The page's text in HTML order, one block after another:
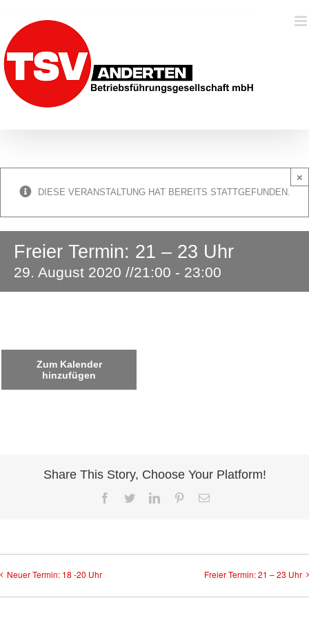
springen
DIESE VERANSTALTUNG HAT BEREITS STATTGEFUNDEN.
×
Freier Termin: 21 – 23 Uhr
29. August 2020 //21:00 - 23:00
Zum Kalender
hinzufügen
Share This Story, Choose Your Platform!
Facebook
TwitterLinkedInPinterest
E-
Neuer Termin: 18 -20 Uhr Freier Termin: 21 – 23 Uhr